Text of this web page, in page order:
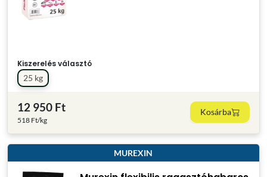
Kiszerelés választó
25 kg
12 950 Ft
518 Ft/kg
Kosárba
MUREXIN